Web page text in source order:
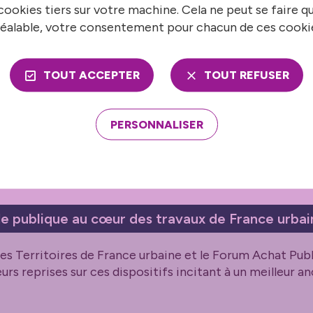
de commande, permettant à plusieurs
achats.
agit comme centrale d’achat pour les collectivités
publiques.
la Métropole cherche à lever les freins
la commande publique en véritable levier de
publique au cœur des travaux de France
Territoires de France urbaine et le Forum Achat
reprises sur ces dispositifs incitant à un meilleur
tiers sur votre machine. Cela ne peut se faire
votre consentement pour chacun de ces
TOUT ACCEPTER TOUT REFUSER
PERSONNALISER